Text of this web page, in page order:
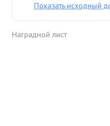
Показать исходный
Наградной лист